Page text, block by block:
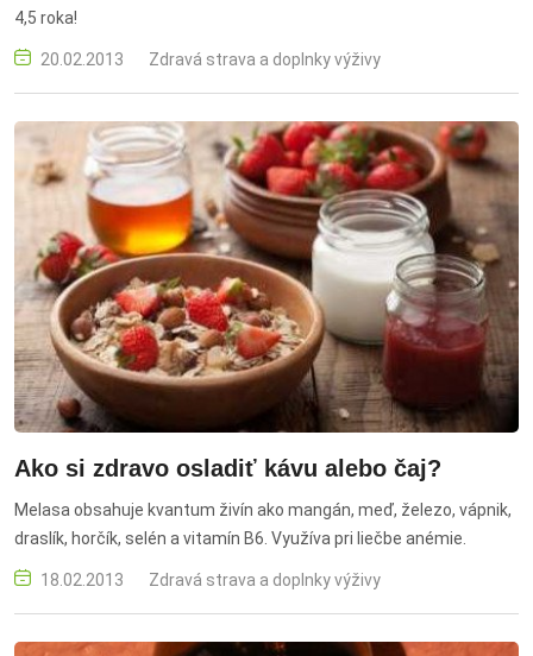
4,5 roka!
20.02.2013 Zdravá strava a doplnky výživy
Ako si zdravo osladiť kávu alebo čaj?
Melasa obsahuje kvantum živín ako mangán, meď, železo, vápnik,
draslík, horčík, selén a vitamín B6. Využíva pri liečbe anémie.
18.02.2013 Zdravá strava a doplnky výživy